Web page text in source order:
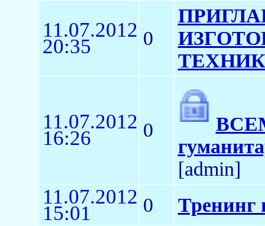
11.07.2012
20:35 0
11.07.2012
16:26 0
[admin]
11.07.2012
15:01 0 Тренинг